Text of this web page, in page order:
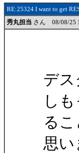
RE:25324 I want to get
秀丸担当 さん 08/08/25
デス
し
る
思い